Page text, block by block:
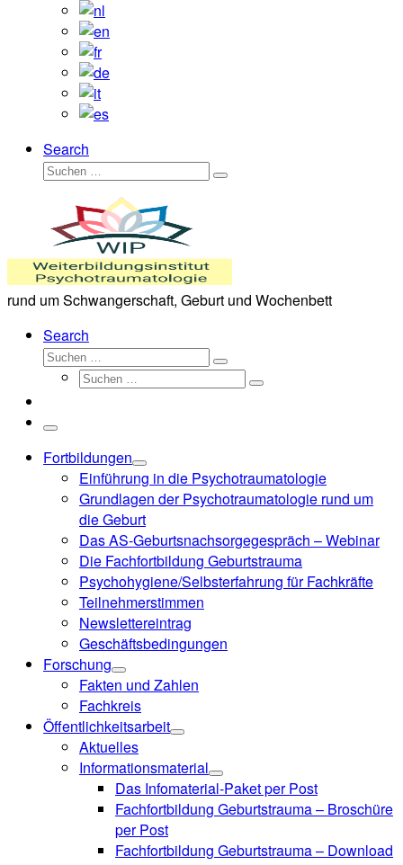
Search
Suche
Suchen …
rund um Schwangerschaft, Geburt und Wochenbett
Search
Suche
Suchen …
Suche
Suchen …
Menü
Fortbildungen
Einführung in die Psychotraumatologie
Grundlagen der Psychotraumatologie rund um
die Geburt
Das AS-Geburtsnachsorgegespräch – Webinar
Die Fachfortbildung Geburtstrauma
Psychohygiene/Selbsterfahrung für Fachkräfte
Teilnehmerstimmen
Newslettereintrag
Geschäftsbedingungen
Forschung
Fakten und Zahlen
Fachkreis
Öffentlichkeitsarbeit
Aktuelles
Informationsmaterial
Das Infomaterial-Paket per Post
Fachfortbildung Geburtstrauma – Broschüre
per Post
Fachfortbildung Geburtstrauma – Download